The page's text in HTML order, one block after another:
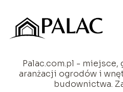
Palac.com.pl - miejsce,
aranżacji ogrodów i
budownictwa.